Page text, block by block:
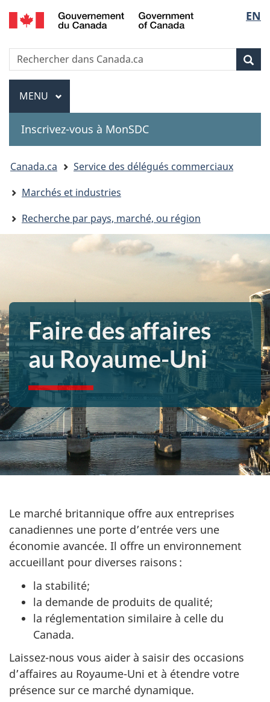
Passer
au
principal
Passer
à
Au
sujet
»
Passer
à
version
HTML
de
la
EN
Government
Recherche
Rechercher
dans
Canada.ca
Menu
MENU PRINCIPAL
Inscrivez-vous à MonSDC
You
are
here:
Canada.ca
Service des délégués commerciaux
Marchés et industries
Recherche par pays, marché, ou région
Faire des affaires
au Royaume-Uni
Le marché britannique offre aux entreprises
canadiennes une porte d’entrée vers une
économie avancée. Il offre un environnement
accueillant pour diverses raisons :
la stabilité;
la demande de produits de qualité;
la réglementation similaire à celle du
Canada.
Laissez-nous vous aider à saisir des occasions
d’affaires au Royaume-Uni et à étendre votre
présence sur ce marché dynamique.